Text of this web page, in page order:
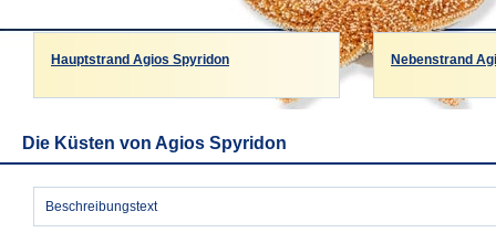
Hauptstrand Agios Spyridon Nebenstrand
Die Küsten von Agios Spyridon
Beschreibungstext